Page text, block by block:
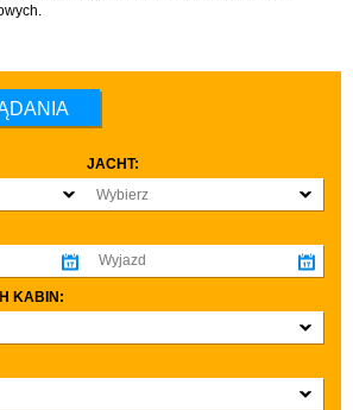
JACHT:
Wybierz
KABIN: